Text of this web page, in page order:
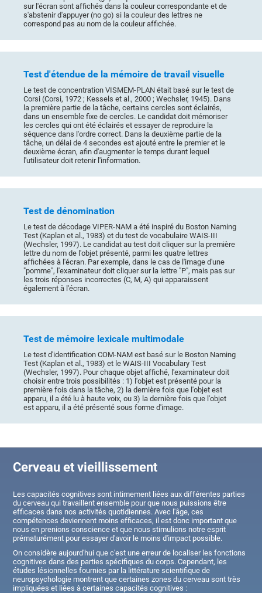
sur l'écran sont affichés dans la couleur correspondante et de
s'abstenir d'appuyer (no go) si la couleur des lettres ne
correspond pas au nom de la couleur affichée.
Test d'étendue de la mémoire de travail visuelle
Le test de concentration VISMEM-PLAN était basé sur le test de
Corsi (Corsi, 1972 ; Kessels et al., 2000 ; Wechsler, 1945). Dans
la première partie de la tâche, certains cercles sont éclairés,
dans un ensemble fixe de cercles. Le candidat doit mémoriser
les cercles qui ont été éclairés et essayer de reproduire la
séquence dans l'ordre correct. Dans la deuxième partie de la
tâche, un délai de 4 secondes est ajouté entre le premier et le
deuxième écran, afin d'augmenter le temps durant lequel
l'utilisateur doit retenir l'information.
Test de dénomination
Le test de décodage VIPER-NAM a été inspiré du Boston Naming
Test (Kaplan et al., 1983) et du test de vocabulaire WAIS-III
(Wechsler, 1997). Le candidat au test doit cliquer sur la première
lettre du nom de l'objet présenté, parmi les quatre lettres
affichées à l'écran. Par exemple, dans le cas de l'image d'une
"pomme", l'examinateur doit cliquer sur la lettre "P", mais pas sur
les trois réponses incorrectes (C, M, A) qui apparaissent
également à l'écran.
Test de mémoire lexicale multimodale
Le test d'identification COM-NAM est basé sur le Boston Naming
Test (Kaplan et al., 1983) et le WAIS-III Vocabulary Test
(Wechsler, 1997). Pour chaque objet affiché, l'examinateur doit
choisir entre trois possibilités : 1) l'objet est présenté pour la
première fois dans la tâche, 2) la dernière fois que l'objet est
apparu, il a été lu à haute voix, ou 3) la dernière fois que l'objet
est apparu, il a été présenté sous forme d'image.
Cerveau et vieillissement
Les capacités cognitives sont intimement liées aux différentes parties
du cerveau qui travaillent ensemble pour que nous puissions être
efficaces dans nos activités quotidiennes. Avec l'âge, ces
compétences deviennent moins efficaces, il est donc important que
nous en prenions conscience et que nous stimulions notre esprit
prématurément pour essayer d'avoir le moins d'impact possible.
On considère aujourd'hui que c'est une erreur de localiser les fonctions
cognitives dans des parties spécifiques du corps. Cependant, les
études lésionnelles fournies par la littérature scientifique de
neuropsychologie montrent que certaines zones du cerveau sont très
impliquées et liées à certaines capacités cognitives :